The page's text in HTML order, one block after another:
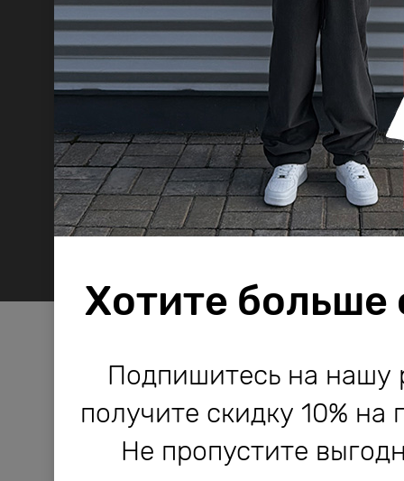
Компания Bodo
и другие технологии,
работы сайта и его
Компания Bodo
и другие технологии,
работы сайта и его
Хотите больше
Подпишитесь на нашу
получите скидку 10% на
Не пропустите